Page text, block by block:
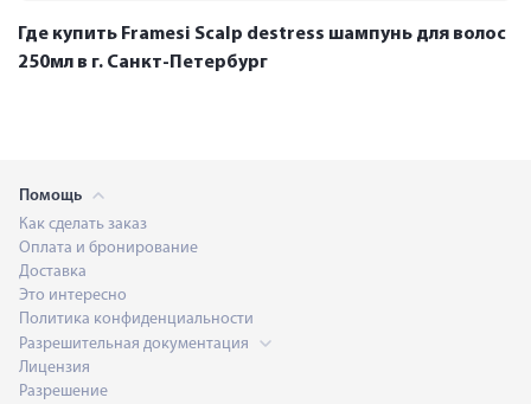
Где купить Framesi Scalp destress шампунь для волос
250мл в г. Санкт-Петербург
Помощь
Как сделать заказ
Оплата и бронирование
Доставка
Это интересно
Политика конфиденциальности
Разрешительная документация
Лицензия
Разрешение